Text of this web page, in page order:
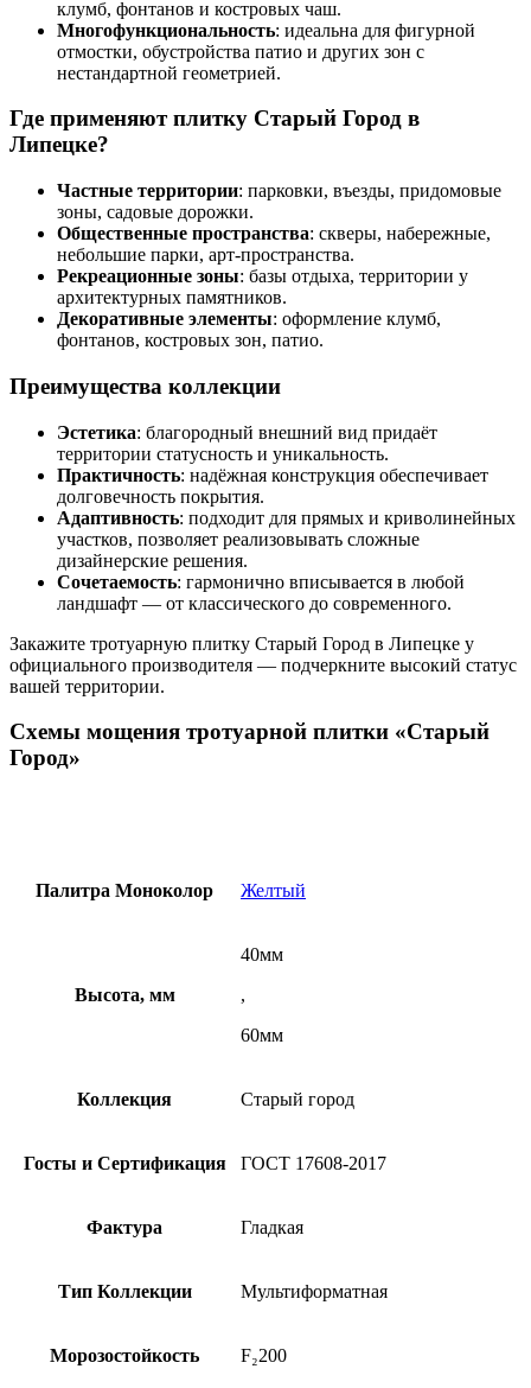
клумб, фонтанов и костровых чаш.
Многофункциональность: идеальна для фигурной
отмостки, обустройства патио и других зон с
нестандартной геометрией.
Где применяют плитку Старый Город в
Липецке?
Частные территории: парковки, въезды, придомовые
зоны, садовые дорожки.
Общественные пространства: скверы, набережные,
небольшие парки, арт‑пространства.
Рекреационные зоны: базы отдыха, территории у
архитектурных памятников.
Декоративные элементы: оформление клумб,
фонтанов, костровых зон, патио.
Преимущества коллекции
Эстетика: благородный внешний вид придаёт
территории статусность и уникальность.
Практичность: надёжная конструкция обеспечивает
долговечность покрытия.
Адаптивность: подходит для прямых и криволинейных
участков, позволяет реализовывать сложные
дизайнерские решения.
Сочетаемость: гармонично вписывается в любой
ландшафт — от классического до современного.
Закажите тротуарную плитку Старый Город в Липецке у
официального производителя — подчеркните высокий статус
вашей территории.
Схемы мощения тротуарной плитки «Старый
Город»
Палитра Моноколор Желтый
Высота, мм
40мм
,
60мм
Коллекция Старый город
Госты и Сертификация ГОСТ 17608-2017
Фактура Гладкая
Тип Коллекции Мультиформатная
Морозостойкость F₂200